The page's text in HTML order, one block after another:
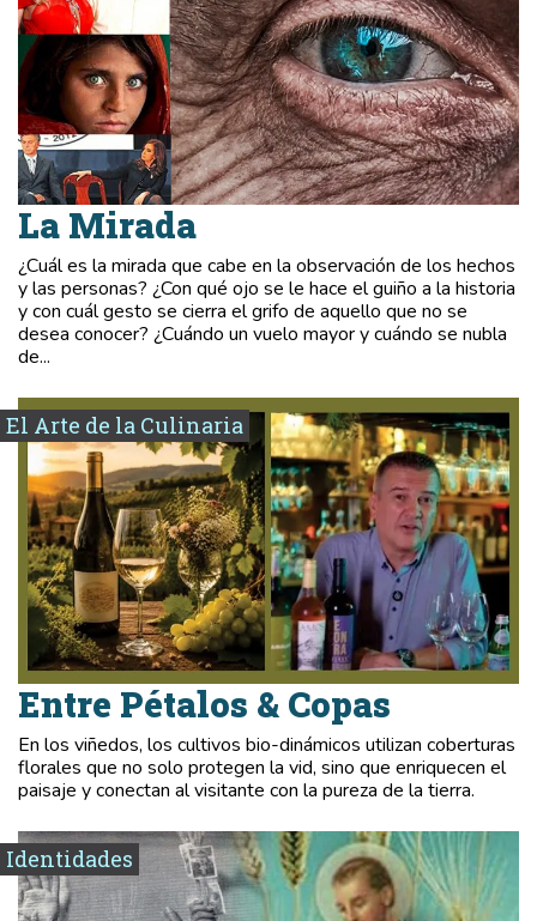
La Mirada
¿Cuál es la mirada que cabe en la observación de los hechos
y las personas? ¿Con qué ojo se le hace el guiño a la historia
y con cuál gesto se cierra el grifo de aquello que no se
desea conocer? ¿Cuándo un vuelo mayor y cuándo se nubla
de...
El Arte de la Culinaria
Entre Pétalos & Copas
En los viñedos, los cultivos bio-dinámicos utilizan coberturas
florales que no solo protegen la vid, sino que enriquecen el
paisaje y conectan al visitante con la pureza de la tierra.
Identidades